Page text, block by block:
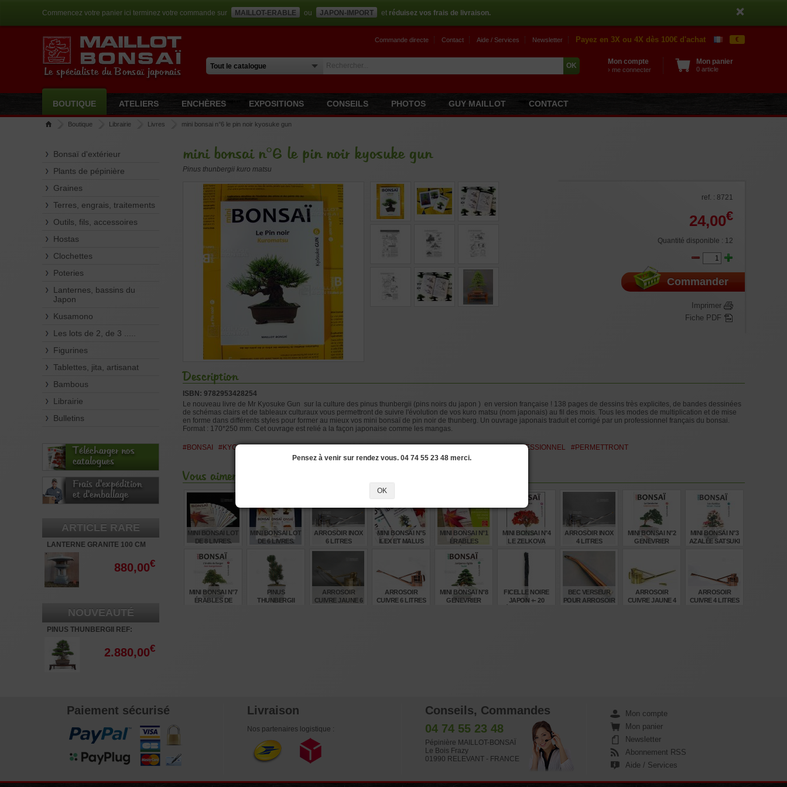
Commencez votre panier ici terminez votre commande sur MAILLOT-ERABLE ou JAPON-IMPORT et réduisez vos frais de livraison.
Le spécialiste du Bonsaï japonais
Commande directe Contact Aide / Services Newsletter Payez en 3X ou 4X dès 100€ d'achat €
Mon compte
› me connecter
Mon panier
0 article
BOUTIQUE ATELIERS ENCHÈRES EXPOSITIONS CONSEILS PHOTOS GUY MAILLOT CONTACT
Boutique Librairie Livres mini bonsai n°6 le pin noir kyosuke gun
Bonsaï d'extérieur
Plants de pépinière
Graines
Terres, engrais, traitements
Outils, fils, accessoires
Hostas
Clochettes
Poteries
Lanternes, bassins du
Japon
Kusamono
Les lots de 2, de 3 .....
Figurines
Tablettes, jita, artisanat
Bambous
Librairie
Bulletins
Télécharger nos
catalogues
Frais d'expédition
et d'emballage
ARTICLE RARE
LANTERNE GRANITE 100 CM
KANSHUJI
880,00€
NOUVEAUTÉ
PINUS THUNBERGII REF:
2.880,00€
mini bonsai n°6 le pin noir kyosuke gun
Pinus thunbergii kuro matsu
ref. : 8721
24,00€
Quantité disponible : 12
Commander
Imprimer
Fiche PDF
Description
ISBN: 9782953428254
Le nouveau livre de Mr Kyosuke Gun sur la culture des pinus thunbergii (pins noirs du japon ) en version française ! 138 pages de dessins très explicites, de bandes dessinées
de schémas clairs et de tableaux culturaux vous permettront de suivre l'évolution de vos kuro matsu (nom japonais) au fil des mois. Tous les modes de multiplication et de mise
en forme dans différents styles pour former au mieux vos mini bonsaï de pin noir de thunberg. Un ouvrage japonais traduit et corrigé par un professionnel français du bonsai.
Format : 170*250 mm. Cet ouvrage est relié a la façon japonaise comme les mangas.
#BONSAI #KYOSUKE #PROFESSIONNEL #PERMETTRONT
Vous aimerez aussi les produits suivants
MINI BONSAI LOT
DE 8 LIVRES.
160,00
MINI BONSAI LOT
DE 6 LIVRES.
120,00
ARROSOIR INOX
6 LITRES
245,00
MINI BONSAI N°5
ILEX ET MALUS
24,00€
MINI BONSAI N°1
ÉRABLES
26,00€
MINI BONSAI N°4
LE ZELKOVA
24,00
ARROSOIR INOX
4 LITRES
210,00
MINI BONSAI N°2
GENEVRIER
26,00€
MINI BONSAI N°3
AZALÉE SATSUKI
24,00
MINI BONSAI N°7
ÉRABLES DE
PINUS
THUNBERGII
ARROSOIR
CUIVRE JAUNE 6
ARROSOIR
CUIVRE 6 LITRES
MINI BONSAI N°8
GENEVRIER
FICELLE NOIRE
JAPON +- 20
BEC VERSEUR
POUR ARROSOIR
ARROSOIR
CUIVRE JAUNE 4
ARROSOIR
CUIVRE 4 LITRES
Paiement sécurisé Livraison
Nos partenaires logistique :
Conseils, Commandes
04 74 55 23 48
Pépinière MAILLOT-BONSAÏ
Le Bois Frazy
01990 RELEVANT - FRANCE
Mon compte
Mon panier
Newsletter
Abonnement RSS
Aide / Services
Pensez à venir sur rendez vous. 04 74 55 23 48 merci.
OK